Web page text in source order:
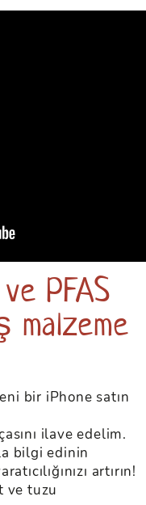
PFAS
malzeme
bir iPhone satın
ilave edelim.
bilgi edinin
artırın!
ve tuzu